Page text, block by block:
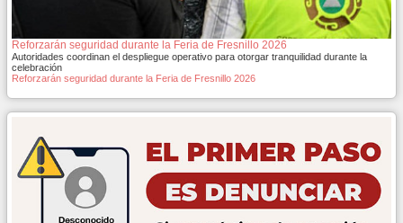
Reforzarán seguridad durante la Feria de Fresnillo 2026
Autoridades coordinan el despliegue operativo para otorgar tranquilidad durante la
celebración
Reforzarán seguridad durante la Feria de Fresnillo 2026